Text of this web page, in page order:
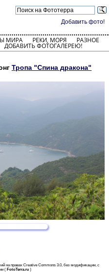
Добавить фото!
МИРА РЕКИ, МОРЯ РАЗНОЕ
ДОБАВИТЬ ФОТОГАЛЕРЕЮ!
Тропа "Спина дракона"
на правах Creative Commons 3.0, без модификации, с
( FotoTerra.ru )